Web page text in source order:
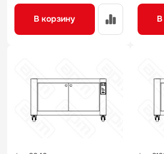
В корзину В